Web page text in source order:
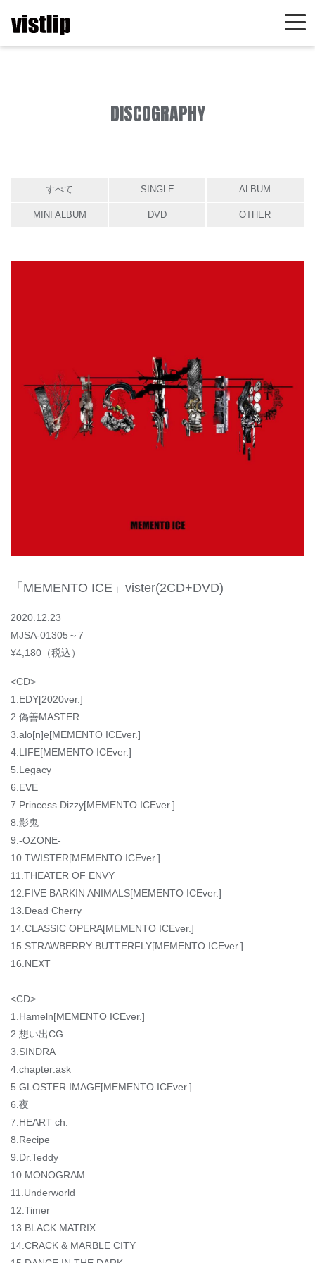
DISCOGRAPHY
すべて SINGLE ALBUM
MINI ALBUM DVD OTHER
「MEMENTO ICE」vister(2CD+DVD)
2020.12.23
MJSA-01305～7
¥4,180（税込）
<CD>
1.EDY[2020ver.]
2.偽善MASTER
3.alo[n]e[MEMENTO ICEver.]
4.LIFE[MEMENTO ICEver.]
5.Legacy
6.EVE
7.Princess Dizzy[MEMENTO ICEver.]
8.影鬼
9.-OZONE-
10.TWISTER[MEMENTO ICEver.]
11.THEATER OF ENVY
12.FIVE BARKIN ANIMALS[MEMENTO ICEver.]
13.Dead Cherry
14.CLASSIC OPERA[MEMENTO ICEver.]
15.STRAWBERRY BUTTERFLY[MEMENTO ICEver.]
16.NEXT
<CD>
1.Hameln[MEMENTO ICEver.]
2.想い出CG
3.SINDRA
4.chapter:ask
5.GLOSTER IMAGE[MEMENTO ICEver.]
6.夜
7.HEART ch.
8.Recipe
9.Dr.Teddy
10.MONOGRAM
11.Underworld
12.Timer
13.BLACK MATRIX
14.CRACK & MARBLE CITY